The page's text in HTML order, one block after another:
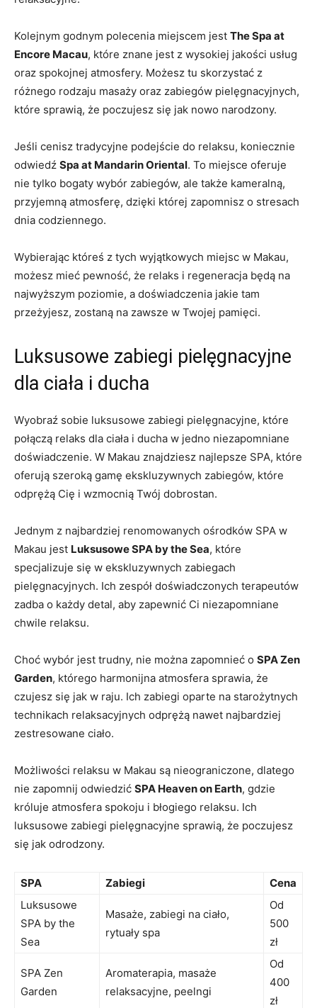
Kolejnym ⁣godnym polecenia miejscem jest The Spa ⁣at
Encore Macau, które znane jest z wysokiej jakości ⁣usług
oraz ‌spokojnej⁣ atmosfery. Możesz tu skorzystać z
różnego‌ rodzaju ⁣masaży oraz zabiegów pielęgnacyjnych,
które sprawią, że poczujesz się‌ jak nowo narodzony.
Jeśli‌ cenisz tradycyjne podejście do relaksu, ⁣koniecznie
odwiedź Spa at Mandarin Oriental. To miejsce oferuje⁢
nie tylko bogaty​ wybór zabiegów, ale także kameralną,
przyjemną atmosferę, ‍dzięki której zapomnisz o⁢ stresach
dnia codziennego.
Wybierając któreś z tych wyjątkowych miejsc w Makau,
‌możesz mieć pewność, że relaks i regeneracja będą na
najwyższym poziomie, a doświadczenia jakie tam
przeżyjesz,⁣ zostaną​ na ‍zawsze‍ w⁤ Twojej‌ pamięci.
Luksusowe zabiegi pielęgnacyjne
dla‌ ciała i ducha
Wyobraź sobie luksusowe ⁢zabiegi​ pielęgnacyjne, które
połączą relaks dla ciała i ducha⁣ w jedno‌ niezapomniane
doświadczenie. W ‌Makau znajdziesz najlepsze SPA, które
oferują szeroką gamę ‌ekskluzywnych zabiegów, które​
odprężą Cię ‍i wzmocnią Twój dobrostan.
Jednym ​z najbardziej renomowanych ośrodków SPA w
⁣Makau jest Luksusowe SPA by the Sea, które
specjalizuje ‍się w ekskluzywnych zabiegach
pielęgnacyjnych. Ich zespół ⁢doświadczonych ‌terapeutów
zadba⁢ o każdy detal, aby⁤ zapewnić Ci niezapomniane
chwile relaksu.
Choć wybór jest‍ trudny, nie można zapomnieć o SPA Zen
Garden, którego harmonijna atmosfera sprawia, że
czujesz się jak w raju.⁣ Ich ⁣zabiegi ​oparte ​na starożytnych
technikach relaksacyjnych odprężą nawet najbardziej
zestresowane ciało.
Możliwości relaksu ⁢w Makau są nieograniczone, dlatego
nie zapomnij odwiedzić SPA Heaven on⁢ Earth, gdzie
króluje atmosfera spokoju i​ błogiego relaksu. Ich
luksusowe zabiegi pielęgnacyjne sprawią, że poczujesz
się jak odrodzony.
SPA Zabiegi
Cena
Luksusowe
SPA by ⁢the
Sea
Masaże, ⁢zabiegi na ciało,
rytuały⁢ spa
Od
500⁣
zł
SPA Zen
Garden
Aromaterapia, masaże
relaksacyjne, peelngi
Od
400
zł